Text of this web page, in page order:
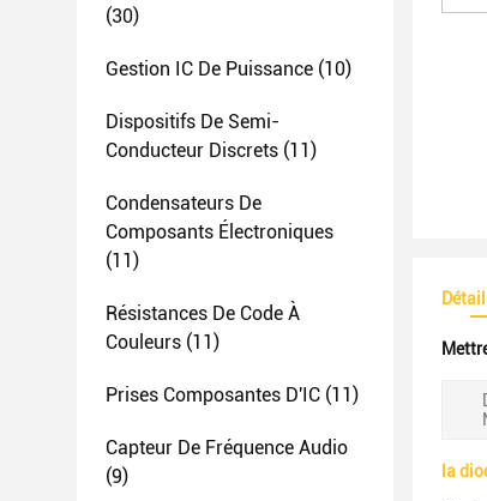
(30)
Gestion IC De Puissance (10)
Dispositifs De Semi-
Conducteur Discrets (11)
Condensateurs De
Composants Électroniques
(11)
Résistances De Code À
Couleurs (11)
Prises Composantes D'IC (11)
Capteur De Fréquence Audio
(9)
la